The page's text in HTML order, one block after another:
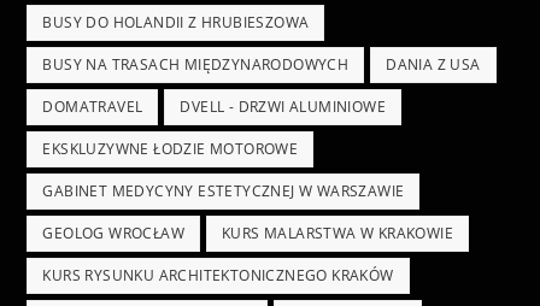
BUSY DO HOLANDII Z HRUBIESZOWA
BUSY NA TRASACH MIĘDZYNARODOWYCH DANIA Z USA
DOMATRAVEL DVELL - DRZWI ALUMINIOWE
EKSKLUZYWNE ŁODZIE MOTOROWE
GABINET MEDYCYNY ESTETYCZNEJ W WARSZAWIE
GEOLOG WROCŁAW KURS MALARSTWA W KRAKOWIE
KURS RYSUNKU ARCHITEKTONICZNEGO KRAKÓW